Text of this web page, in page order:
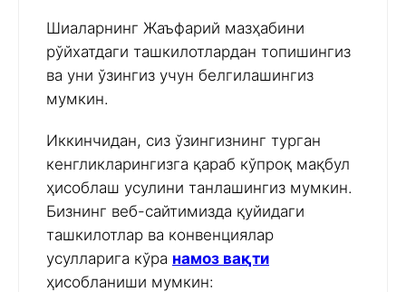
Шиаларнинг Жаъфарий мазҳабини
рўйхатдаги ташкилотлардан топишингиз
ва уни ўзингиз учун белгилашингиз
мумкин.
Иккинчидан, сиз ўзингизнинг турган
кенгликларингизга қараб кўпроқ мақбул
ҳисоблаш усулини танлашингиз мумкин.
Бизнинг веб-сайтимизда қуйидаги
ташкилотлар ва конвенциялар
усулларига кўра намоз вақти
ҳисобланиши мумкин: